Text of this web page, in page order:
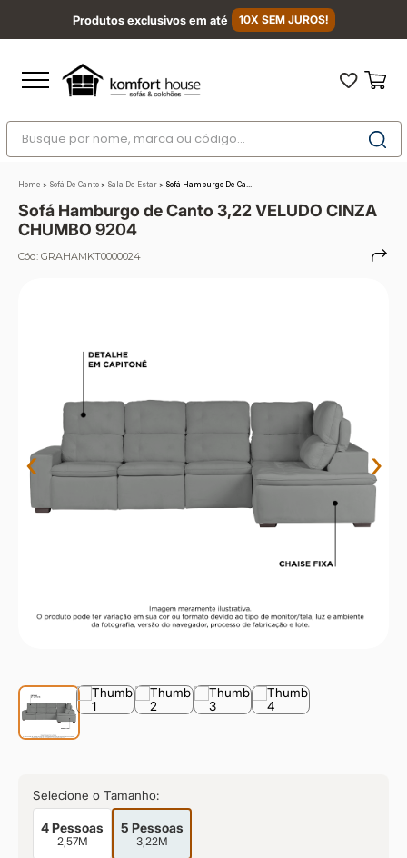
Produtos exclusivos em até 10X SEM JUROS!
Busque por nome, marca ou código...
Home > Sofá De Canto > Sala De Estar > Sofá Hamburgo De Ca...
Sofá Hamburgo de Canto 3,22 VELUDO CINZA
CHUMBO 9204
Cód: GRAHAMKT0000024
‹ ›
Selecione o Tamanho:
4 Pessoas
2,57M
5 Pessoas
3,22M
2º
sofá
3º
sofá retrátil
conjuntos
sevilha
prisma